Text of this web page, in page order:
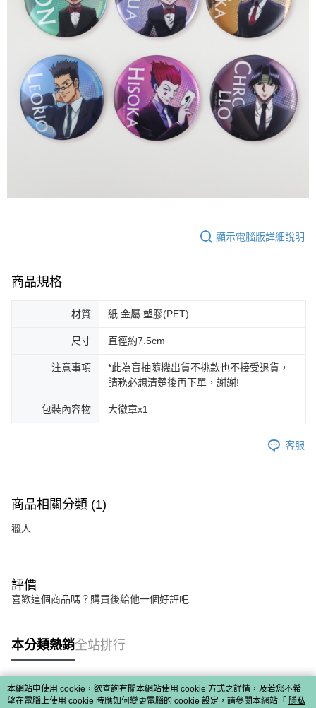
顯示電腦版詳細說明
商品規格
材質 紙 金屬 塑膠(PET)
尺寸 直徑約7.5cm
注意事項
*此為盲抽隨機出貨不挑款也不接受退貨，
請務必想清楚後再下單，謝謝!
包裝內容物 大徽章x1
客服
商品相關分類 (1)
獵人
評價
喜歡這個商品嗎？購買後給他一個好評吧
本分類熱銷全站排行
熱門標籤
本網站中使用 cookie，欲查詢有關本網站使用 cookie 方式之詳情，及若您不希
望在電腦上使用 cookie 時應如何變更電腦的 cookie 設定，請參閱本網站「 隱私